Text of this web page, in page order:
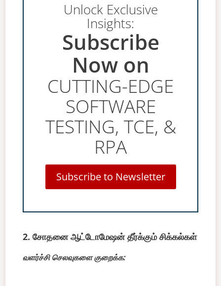
Unlock Exclusive
Insights:
Subscribe
Now on
CUTTING-EDGE
SOFTWARE
TESTING, TCE, &
RPA
Subscribe to Newsletter
2. சோதனை ஆட்டோமேஷன் தீர்க்கும் சிக்கல்கள்
வளர்ச்சி செலவுகளை குறைக்க: